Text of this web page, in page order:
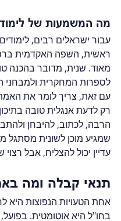
מה המשמעות של
עבור ישראלים רבים,
ראשית, השפה האקדמית
מאוד. שנית, מדובר בהכנה
לספרות המחקרית
עם זאת, צריך לומר את
רק לדעת אנגלית טובה
הרבה, לכתוב, להיבחן
שמגיע מוכן לשונית מסתגל
עדיין יכול להצליח, אבל
תנאי קבלה ומה
אחת הטעויות הנפוצות היא
בחו"ל היא אוטומטית.